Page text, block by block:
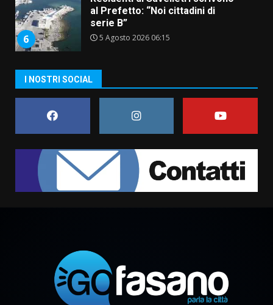
6
al Prefetto: “Noi cittadini di
serie B”
5 Agosto 2026 06:15
Pesce Spada: appuntamento a
sabato 8 agosto
5 Agosto 2026 06:10
1
cittadina di Fratelli d’Italia,
pronta a tornare in Consiglio
comunale
condivisa della Villetta di
Laureto
6 Agosto 2026 06:20
I NOSTRI SOCIAL